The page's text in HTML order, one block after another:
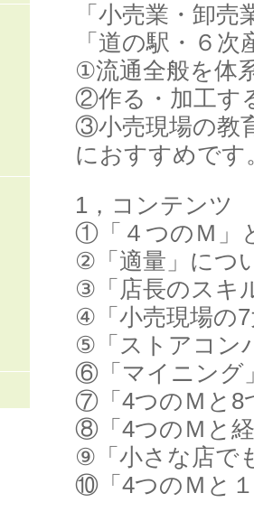
「小売業・卸
「道の駅・６
①流通全般を体
②作る・加工す
③小売現場の教
におすすめです
1，コンテンツ
①「４つのＭ」
②「適量」につ
③「店長のスキ
④「小売現場の
⑤「ストアコン
⑥「マイニング
⑦「4つのＭと8
⑧「4つのＭと
⑨「小さな店で
⑩「4つのＭと